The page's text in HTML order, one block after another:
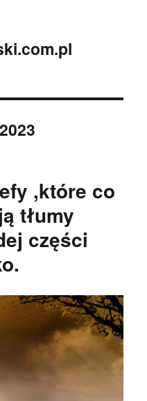
,które co
tłumy
części